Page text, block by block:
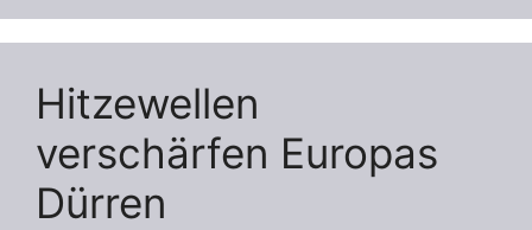
Hitzewellen
verschärfen Europas
Dürren